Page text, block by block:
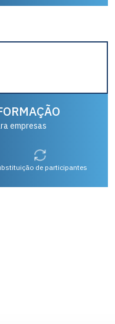
empresas
de participantes